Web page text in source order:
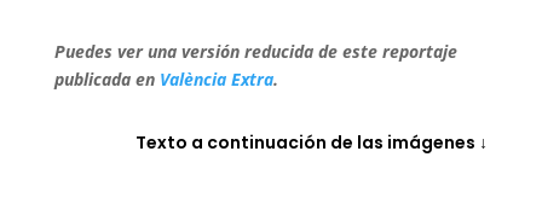
Puedes ver una versión reducida de este reportaje
publicada en València Extra.
Texto a continuación de las imágenes ↓